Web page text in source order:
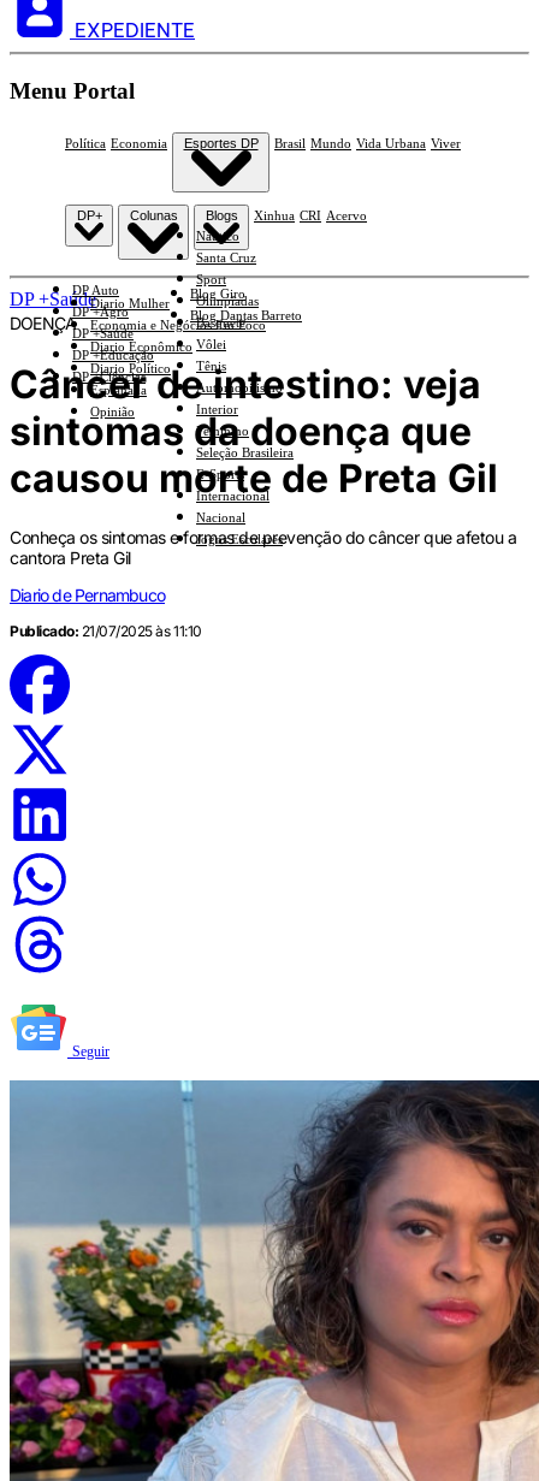
EXPEDIENTE
Menu Portal
Política Economia Esportes DP
Náutico
Santa Cruz
Sport
Olimpíadas
Basquete
Vôlei
Tênis
Automobilismo
Interior
Feminino
Seleção Brasileira
E-Sports
Internacional
Nacional
Jogos Escolares
Brasil Mundo Vida Urbana Viver
DP+
DP Auto
DP +Agro
DP +Saúde
DP +Educação
DP +Ciências
Colunas
Diario Mulher
Economia e Negócios Em Foco
Diario Econômico
Diario Político
Esplanada
Opinião
Blogs
Blog Giro
Blog Dantas Barreto
Xinhua CRI Acervo
DP +Saúde
DOENÇA
Câncer de intestino: veja
sintomas da doença que
causou morte de Preta Gil
Conheça os sintomas e formas de prevenção do câncer que afetou a
cantora Preta Gil
Diario de Pernambuco
Publicado: 21/07/2025 às 11:10
Seguir